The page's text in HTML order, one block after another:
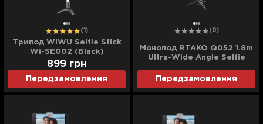
(1)
Трипод WiWU Selfie Stick
Wi-SE002 (Black)
Передзамовлення
899 грн
(0)
Монопод RTAKO Q052 1.8m
Ultra-Wide Angle Selfie
Remote)
Передзамовлення